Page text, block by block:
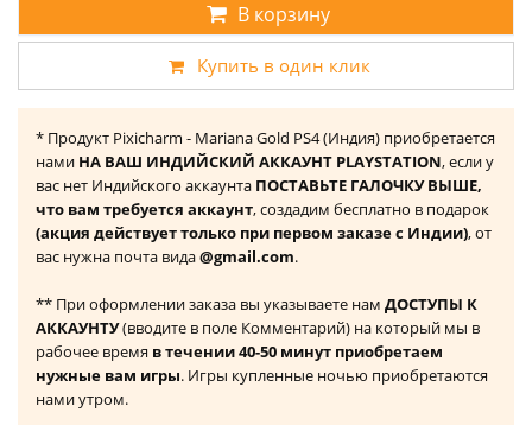
В корзину
Купить в один клик
* Продукт Pixicharm - Mariana Gold PS4 (Индия) приобретается
нами НА ВАШ ИНДИЙСКИЙ АККАУНТ PLAYSTATION, если у
вас нет Индийского аккаунта ПОСТАВЬТЕ ГАЛОЧКУ ВЫШЕ,
что вам требуется аккаунт, создадим бесплатно в подарок
(акция действует только при первом заказе с Индии), от
вас нужна почта вида@gmail.com.
** При оформлении заказа вы указываете нам ДОСТУПЫ К
АККАУНТУ(вводите в поле Комментарий) на который мы в
рабочее время в течении 40-50 минут приобретаем
нужные вам игры. Игры купленные ночью приобретаются
нами утром.